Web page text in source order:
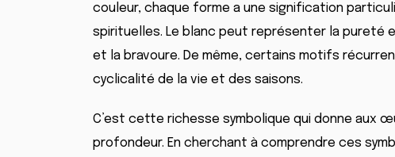
couleur, chaque forme a une signification
spirituelles. Le blanc peut représenter la pureté
et la bravoure. De même, certains motifs
cyclicalité de la vie et des saisons.
C’est cette richesse symbolique qui donne aux
profondeur. En cherchant à comprendre ces